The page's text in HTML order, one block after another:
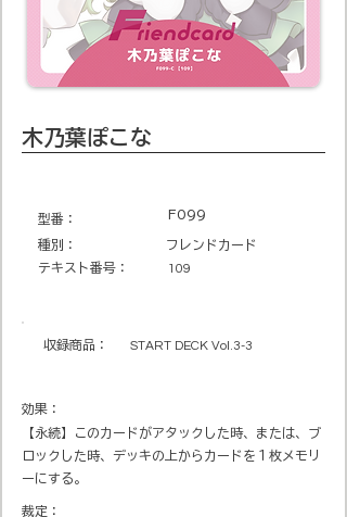
木乃葉ぽこな
​型番​： F099
種別：
フレンドカード
テキスト番号​：
109
収録商品​： START DECK Vol.3-3
効果：
【永続】このカードがアタックした時、または、ブ
ロックした時、デッキの上からカードを１枚メモリ
ーにする。
裁定：